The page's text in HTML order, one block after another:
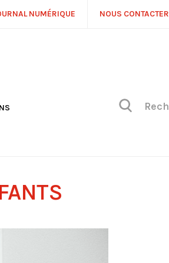
NUMÉRIQUE NOUS CONTACTER